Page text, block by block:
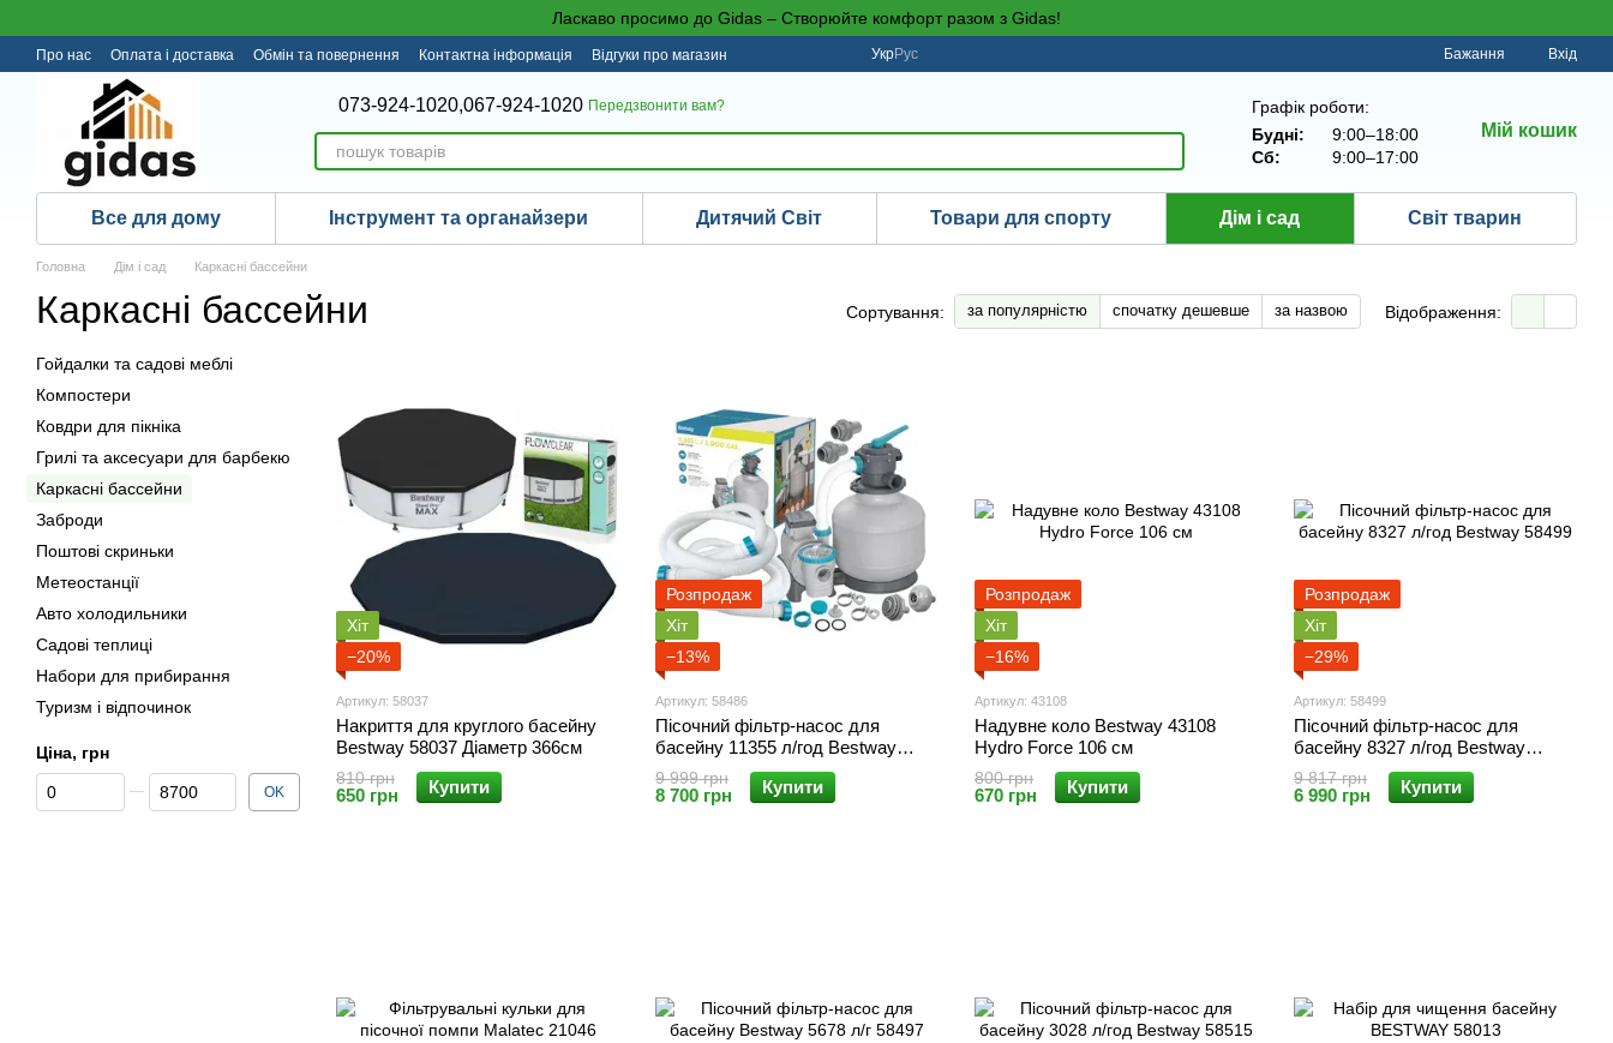
Ласкаво просимо до Gidas – Створюйте комфорт разом з Gidas!
Про нас Оплата і доставка Обмін та повернення Контактна інформація Відгуки про магазин УкрРус Бажання Вхід
073-924-1020,067-924-1020 Передзвонити вам?
Графік роботи:
Будні:
9:00–18:00
Сб:
9:00–17:00
Мій кошик
Все для дому Інструмент та органайзери Дитячий Світ Товари для спорту Дім і сад Світ тварин
Головна Дім і сад Каркасні бассейни
Каркасні бассейни Сортування: за популярністю спочатку дешевше за назвою Відображення:
Хіт
−20%
Артикул: 58037
Накриття для круглого басейну
Bestway 58037 Діаметр 366см
810 грн
650 грн Купити
Розпродаж
Хіт
−13%
Артикул: 58486
Пісочний фільтр-насос для
басейну 11355 л/год Bestway
58486
9 999 грн
8 700 грн Купити
Розпродаж
Хіт
−16%
Артикул: 43108
Надувне коло Bestway 43108
Hydro Force 106 см
800 грн
670 грн Купити
Розпродаж
Хіт
−29%
Артикул: 58499
Пісочний фільтр-насос для
басейну 8327 л/год Bestway
58499
9 817 грн
6 990 грн Купити
Гойдалки та садові меблі
Компостери
Ковдри для пікніка
Грилі та аксесуари для барбекю
Каркасні бассейни
Заброди
Поштові скриньки
Метеостанції
Авто холодильники
Садові теплиці
Набори для прибирання
Туризм і відпочинок
Ціна, грн
Від Ціна, грн
До Ціна, грн OK